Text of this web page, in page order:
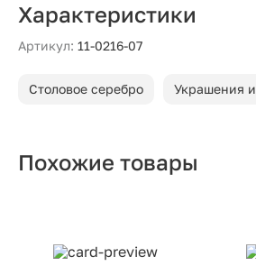
Характеристики
Артикул: 11-0216-07
Столовое серебро Украшения
Похожие товары